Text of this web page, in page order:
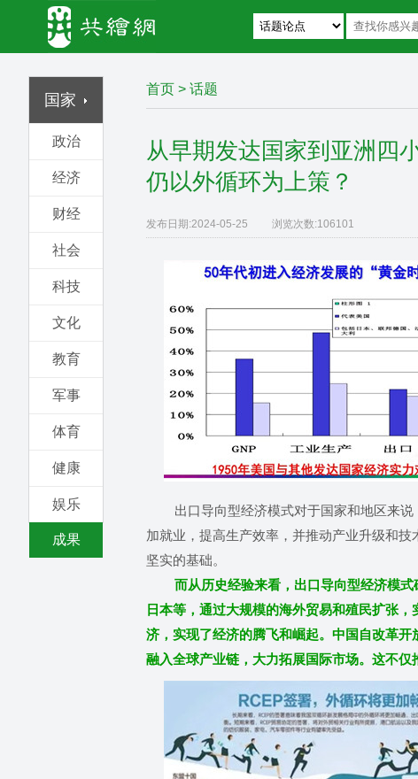
国家
政治
经济
财经
社会
科技
文化
教育
军事
体育
健康
娱乐
成果
首页 >话题
从早期发达国家到亚洲四
仍以外循环为上策？
发布日期:2024-05-25 浏览次数:106101
出口导向型经济模式对于国家和地区来说
加就业，提高生产效率，并推动产业升级和
坚实的基础。
而从历史经验来看，出口导向型经济模
日本等，通过大规模的海外贸易和殖民扩张
济，实现了经济的腾飞和崛起。中国自改革
融入全球产业链，大力拓展国际市场。这不仅